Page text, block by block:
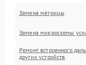
Замена матрицы
Замена микросхемы
Ремонт встроенного
других устройств